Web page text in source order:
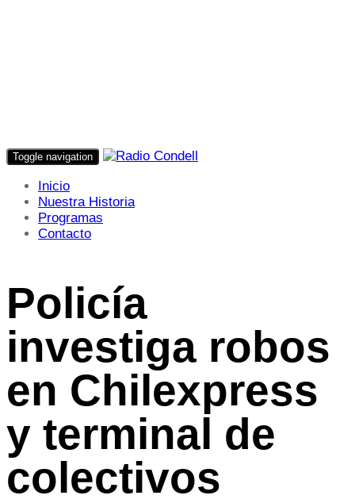
Toggle navigation
Inicio
Nuestra Historia
Programas
Contacto
Policía
investiga robos
en Chilexpress
y terminal de
colectivos